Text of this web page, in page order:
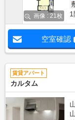
画像 : 21枚
1
空室確認
賃貸アパート
カルタム